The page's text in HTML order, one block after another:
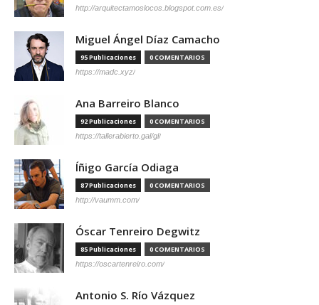
http://arquitectamoslocos.blogspot.com.es/
Miguel Ángel Díaz Camacho
95 Publicaciones 0 COMENTARIOS
https://madc.xyz/
Ana Barreiro Blanco
92 Publicaciones 0 COMENTARIOS
https://tallerabierto.gal/gl/
Íñigo García Odiaga
87 Publicaciones 0 COMENTARIOS
http://vaumm.com/
Óscar Tenreiro Degwitz
85 Publicaciones 0 COMENTARIOS
https://oscartenreiro.com/
Antonio S. Río Vázquez